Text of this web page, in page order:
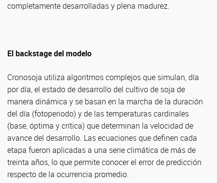
completamente desarrolladas y plena madurez.
El backstage del modelo
Cronosoja utiliza algoritmos complejos que simulan, día
por día, el estado de desarrollo del cultivo de soja de
manera dinámica y se basan en la marcha de la duración
del día (fotoperiodo) y de las temperaturas cardinales
(base, óptima y crítica) que determinan la velocidad de
avance del desarrollo. Las ecuaciones que definen cada
etapa fueron aplicadas a una serie climática de más de
treinta años, lo que permite conocer el error de predicción
respecto de la ocurrencia promedio.